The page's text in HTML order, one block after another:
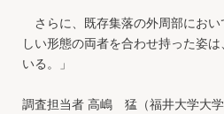
さらに、既存集落の外周部にお
しい形態の両者を合わせ持った姿
いる。」
調査担当者 高嶋 猛（福井大学大